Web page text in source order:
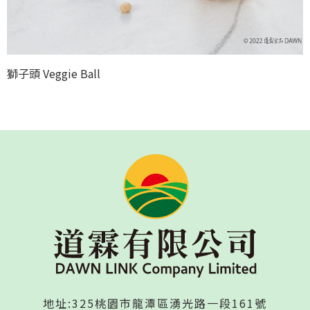
獅子頭 Veggie Ball
地址:325桃園市龍潭區湧光路一段161號